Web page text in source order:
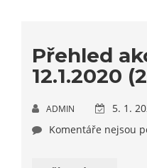
Přehled
12.1.2020
ADMIN
5. 1.
Komentáře nejsou